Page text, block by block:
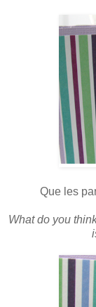
Que les
What do you